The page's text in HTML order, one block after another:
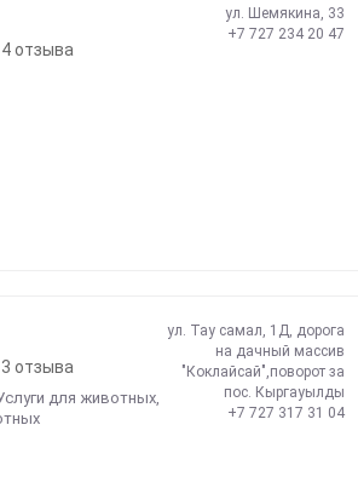
4 отзыва
ул. Шемякина, 33
+7 727 234 20 47
3 отзыва
для животных,
ул. Тау самал, 1Д, дорога
на дачный массив
"Коклайсай",поворот за
пос. Кыргауылды
+7 727 317 31 04